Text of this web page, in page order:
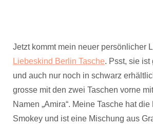
Jetzt kommt mein neuer persönlicher
Liebeskind Berlin Tasche. Psst, sie
und auch nur noch in schwarz
grosse mit den zwei Taschen vorne
Namen „Amira“. Meine Tasche hat
Smokey und ist eine Mischung aus